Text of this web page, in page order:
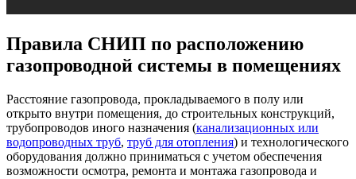
Правила СНИП по расположению
газопроводной системы в помещениях
Расстояние газопровода, прокладываемого в полу или
открыто внутри помещения, до строительных конструкций,
трубопроводов иного назначения (канализационных или
водопроводных труб, труб для отопления) и технологического
оборудования должно приниматься с учетом обеспечения
возможности осмотра, ремонта и монтажа газопровода и